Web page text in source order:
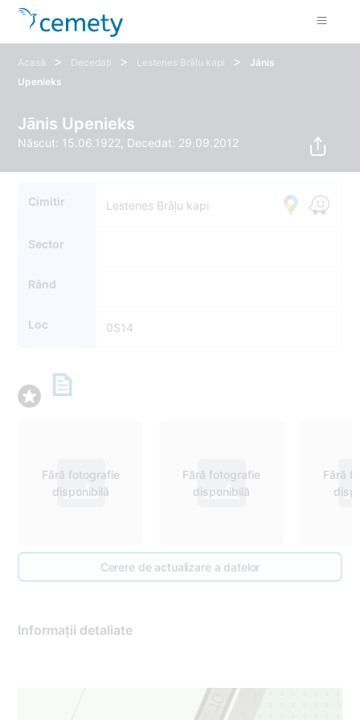
Acasă > Decedați > Lestenes Brāļu kapi >
Jānis
Upenieks
Jānis Upenieks
Născut: 15.06.1922, Decedat: 29.09.2012
Cimitir Lestenes Brāļu kapi
Sector
Rând
Loc 0S14
Fără fotografie
disponibilă
Fără fotografie
disponibilă
Fără
Cerere de actualizare a datelor
Informații detaliate
40